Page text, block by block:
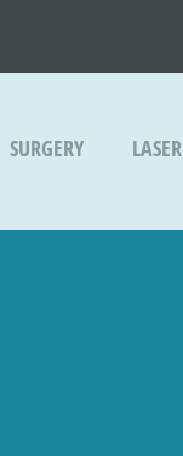
SURGERY LASER